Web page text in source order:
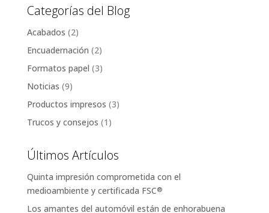
Categorías del Blog
Acabados (2)
Encuadernación (2)
Formatos papel (3)
Noticias (9)
Productos impresos (3)
Trucos y consejos (1)
Últimos Artículos
Quinta impresión comprometida con el
medioambiente y certificada FSC®
Los amantes del automóvil están de enhorabuena